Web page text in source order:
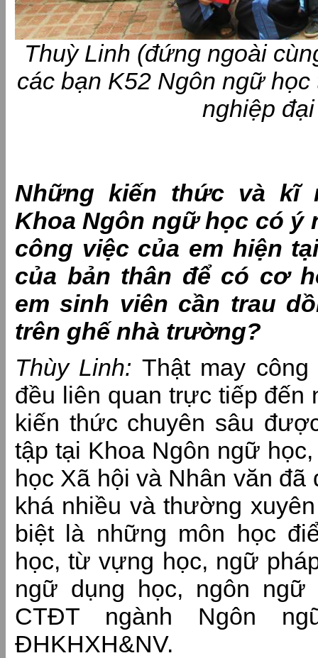
Thuỳ Linh (đứng ngoài
các bạn K52 Ngôn ngữ
nghiệp
Những kiến thức và kĩ
Khoa Ngôn ngữ học có ý
công việc của em hiện
của bản thân để có cơ
em sinh viên cần trau
trên ghế nhà trường?
Thùy Linh: Thật may
đều liên quan trực tiếp đến
kiến thức chuyên sâu
tập tại Khoa Ngôn ngữ
học Xã hội và Nhân văn
khá nhiều và thường
biệt là những môn học
học, từ vựng học, ngữ
ngữ dụng học, ngôn
CTĐT ngành Ngôn
ĐHKHXH&NV.